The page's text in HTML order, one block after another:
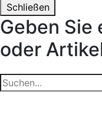
Schließen
Geben Sie
oder